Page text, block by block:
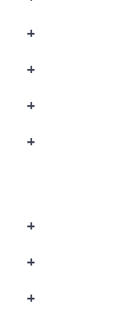
+
+
+
+
+
+
+